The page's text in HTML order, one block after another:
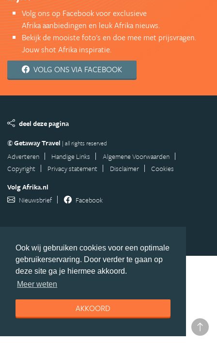
Ook wij gebruiken cookies voor een optimale
gebruikerservaring. Door verder te gaan op
deze site ga je hiermee akkoord.
Meer weten
AKKOORD
Volg ons op Facebook voor exclusieve
Afrika aanbiedingen en leuk Afrika nieuws.
Bekijk de mooiste foto's en doe mee met prijsvragen.
Jouw shot Afrika inspiratie.
VOLG ONS VIA FACEBOOK
deel deze pagina
© Getaway Travel | all rights reserved
Adverteren Handige Links
Algemene Voorwaarden
Copyright
Privacy statement Disclaimer
Cookies
Volg Afrika.nl
Nieuwsbrief
Facebook